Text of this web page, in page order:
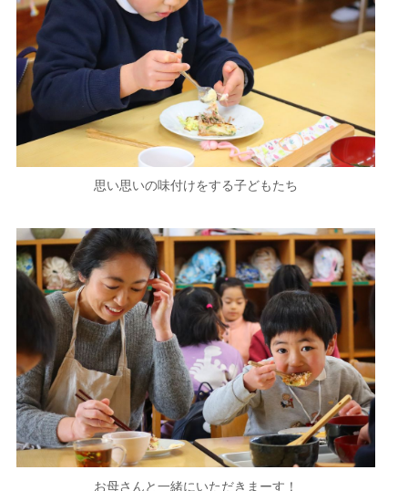
思い思いの味付けをする子どもたち
お母さんと一緒にいただきまーす！